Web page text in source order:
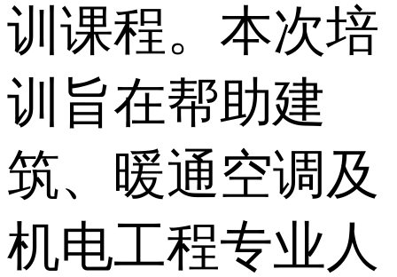
训课程。本次培
训旨在帮助建
筑、暖通空调及
机电工程专业人